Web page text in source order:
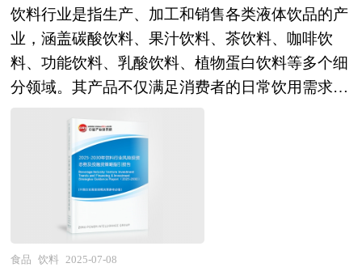
出更多符合消费者健康需求的产品，如全麦面包、
低糖糕点、无麸质烘焙食品等。从市场格局来看，
行业集中度将进一步提高，大型烘焙连锁品牌将通
过品牌扩张、资源整合等方式提升市场份额和竞争
色化服务来寻求生存和发展空间。同时，随着消费
升级和市场需求的多样化，烘焙行业将不断拓展业
务领域，如发展线上销售渠道、推出定制化烘焙服
务、打造烘焙文化体验店等，以满足不同消费者群
体的需求。 在市场竞争日益激烈、新产品层出不
穷的今天，要开发一个新品并能迅速在市场上推广
业的创业板上市问题就变得十分关键。 企业创业
板上市有以下好处： 1、创业板上市时及日后均有
机会筹集资金，以获得资本扩展业务； 2、扩大股
东基础，使公司的股票在买卖时有较高的流通量；
3、向员工授予购股权作为奖励和承诺，增加员工
的归属感； 4、提高公司（发行人）在市场上地位
及知名度，赢取顾客信供应商的信赖； 5、增加公
司的透明度，有助于银行以较有利条款批出信贷额
度； 6、创业板上市发行人的披露要求较为严格，
使公司的效率得以提高，藉以改善公司的监控、资
讯管理及营运系统，公司运作更加规范。 7、通过
饮料行业是指生产、加工和销售各类液体饮品的产
业，涵盖碳酸饮料、果汁饮料、茶饮料、咖啡饮
料、功能饮料、乳酸饮料、植物蛋白饮料等多个细
分领域。其产品不仅满足消费者的日常饮用需求，
能。 风险投资是在创业企业发展初期投入风险资
本，待其发育相对成熟后，通过市场退出机制将所
投入的资本由股权形态转化为资金形态，以收回投
资，取得高额风险收益。全球风险资本市场已进入
新一轮快速发展的周期。除了成熟投资热点地区
外，包括中国和印度、英国等新兴热点地区的风险
食品 饮料 2025-07-08